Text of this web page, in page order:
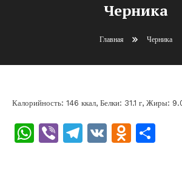
Черника
Главная Черника
Калорийность: 146 ккал, Белки: 31.1 г, Жиры:
WhatsApp
ViberTelegram
VK